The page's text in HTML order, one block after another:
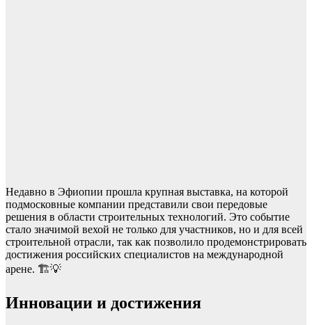
Недавно в Эфиопии прошла крупная выставка, на которой
подмосковные компании представили свои передовые
решения в области строительных технологий. Это событие
стало значимой вехой не только для участников, но и для всей
строительной отрасли, так как позволило продемонстрировать
достижения российских специалистов на международной
арене. 🏗️💡
Инновации и достижения